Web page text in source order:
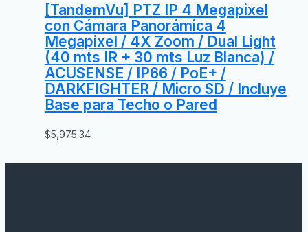
[TandemVu] PTZ IP 4 Megapixel
con Cámara Panorámica 4
Megapixel / 4X Zoom / Dual Light
(40 mts IR + 30 mts Luz Blanca) /
ACUSENSE / IP66 / PoE+ /
DARKFIGHTER / Micro SD / Incluye
Base para Techo o Pared
$5,975.34